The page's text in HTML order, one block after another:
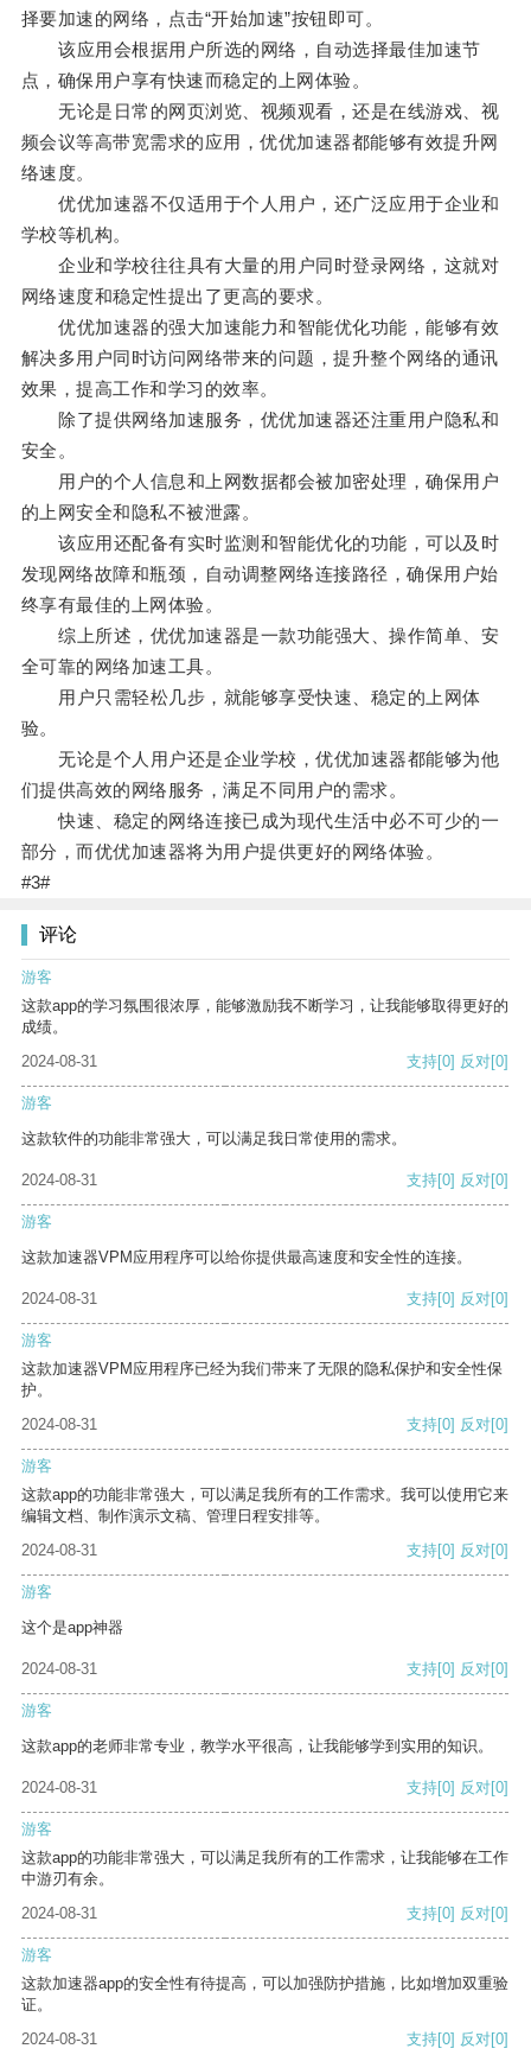
择要加速的网络，点击“开始加速”按钮即可。
该应用会根据用户所选的网络，自动选择最佳加速节
点，确保用户享有快速而稳定的上网体验。
无论是日常的网页浏览、视频观看，还是在线游戏、视
频会议等高带宽需求的应用，优优加速器都能够有效提升网
络速度。
优优加速器不仅适用于个人用户，还广泛应用于企业和
学校等机构。
企业和学校往往具有大量的用户同时登录网络，这就对
网络速度和稳定性提出了更高的要求。
优优加速器的强大加速能力和智能优化功能，能够有效
解决多用户同时访问网络带来的问题，提升整个网络的通讯
效果，提高工作和学习的效率。
除了提供网络加速服务，优优加速器还注重用户隐私和
安全。
用户的个人信息和上网数据都会被加密处理，确保用户
的上网安全和隐私不被泄露。
该应用还配备有实时监测和智能优化的功能，可以及时
发现网络故障和瓶颈，自动调整网络连接路径，确保用户始
终享有最佳的上网体验。
综上所述，优优加速器是一款功能强大、操作简单、安
全可靠的网络加速工具。
用户只需轻松几步，就能够享受快速、稳定的上网体
验。
无论是个人用户还是企业学校，优优加速器都能够为他
们提供高效的网络服务，满足不同用户的需求。
快速、稳定的网络连接已成为现代生活中必不可少的一
部分，而优优加速器将为用户提供更好的网络体验。
#3#
评论
游客
这款app的学习氛围很浓厚，能够激励我不断学习，让我能够取得更好的
成绩。
2024-08-31
支持[0] 反对[0]
游客
这款软件的功能非常强大，可以满足我日常使用的需求。
2024-08-31 支持[0] 反对[0]
游客
这款加速器VPM应用程序可以给你提供最高速度和安全性的连接。
2024-08-31 支持[0] 反对[0]
游客
这款加速器VPM应用程序已经为我们带来了无限的隐私保护和安全性保
护。
2024-08-31
支持[0] 反对[0]
游客
这款app的功能非常强大，可以满足我所有的工作需求。我可以使用它来
编辑文档、制作演示文稿、管理日程安排等。
2024-08-31
支持[0] 反对[0]
游客
这个是app神器
2024-08-31 支持[0] 反对[0]
游客
这款app的老师非常专业，教学水平很高，让我能够学到实用的知识。
2024-08-31 支持[0] 反对[0]
游客
这款app的功能非常强大，可以满足我所有的工作需求，让我能够在工作
中游刃有余。
2024-08-31
支持[0] 反对[0]
游客
这款加速器app的安全性有待提高，可以加强防护措施，比如增加双重验
证。
2024-08-31
支持[0] 反对[0]